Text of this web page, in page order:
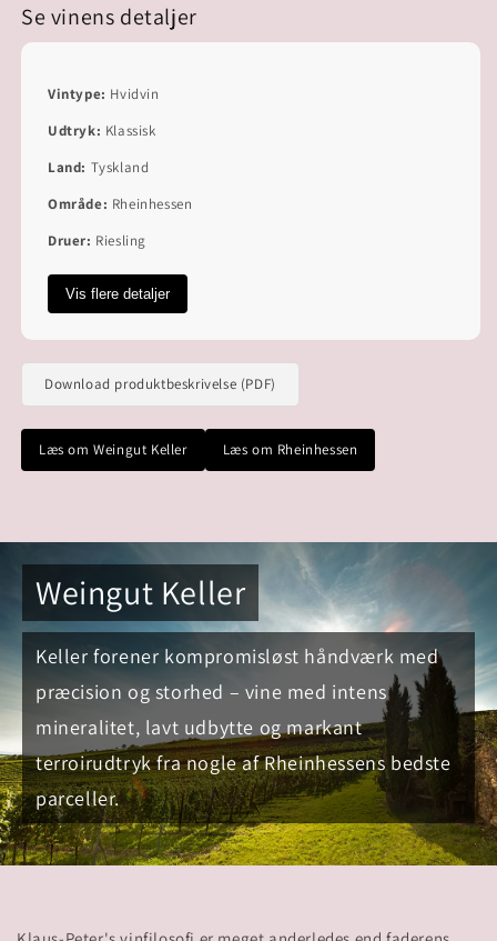
Se vinens detaljer
Vintype: Hvidvin
Udtryk: Klassisk
Land: Tyskland
Område: Rheinhessen
Druer: Riesling
Vis flere detaljer
Download produktbeskrivelse (PDF)
Læs om Weingut Keller Læs om Rheinhessen
Weingut Keller
Keller forener kompromisløst håndværk med
præcision og storhed – vine med intens
mineralitet, lavt udbytte og markant
terroirudtryk fra nogle af Rheinhessens bedste
parceller.